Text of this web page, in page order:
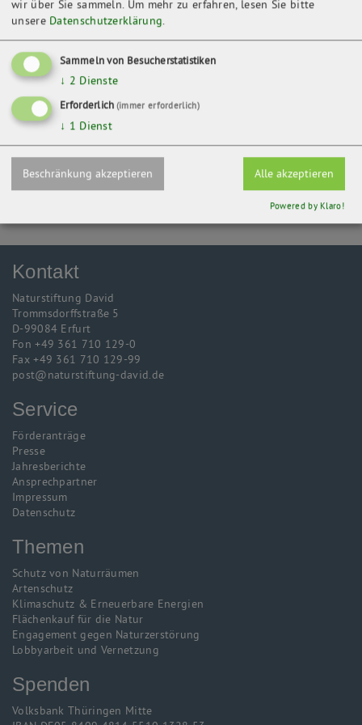
Kontakt
Wildtierland Hainich gGmbH
Schlossstr. 4
99820 Hörselberg-Hainich OT Hütscheroda
Kontakt
Naturstiftung David
Trommsdorffstraße 5
D-99084 Erfurt
Fon +49 361 710 129-0
Fax +49 361 710 129-99
post@naturstiftung-david.de
Service
Förderanträge
Presse
Jahresberichte
Ansprechpartner
Impressum
Datenschutz
Themen
Schutz von Naturräumen
Artenschutz
Klimaschutz & Erneuerbare Energien
Flächenkauf für die Natur
Engagement gegen Naturzerstörung
Lobbyarbeit und Vernetzung
Spenden
Volksbank Thüringen Mitte
wir über Sie sammeln. Um mehr zu erfahren, lesen Sie bitte
unsere Datenschutzerklärung.
Sammeln von Besucherstatistiken
↓ 2 Dienste
Erforderlich (immer erforderlich)
↓ 1 Dienst
Beschränkung akzeptieren Alle akzeptieren
Powered by Klaro!